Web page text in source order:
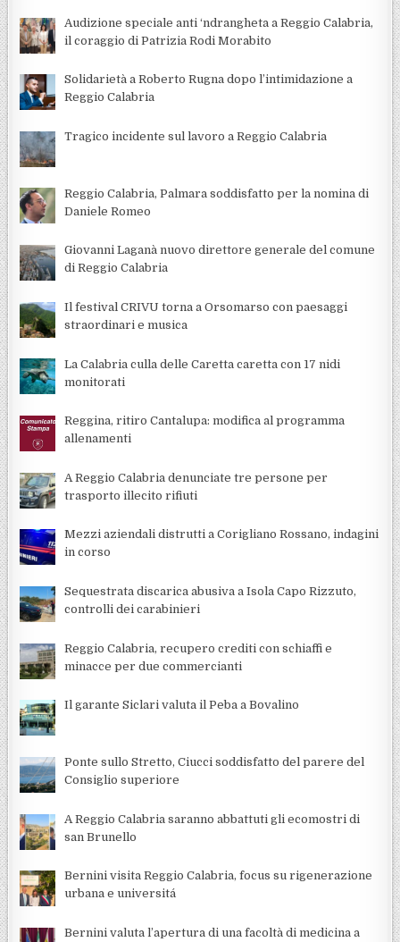
Audizione speciale anti ‘ndrangheta a Reggio Calabria,
il coraggio di Patrizia Rodi Morabito
Solidarietà a Roberto Rugna dopo l’intimidazione a
Reggio Calabria
Tragico incidente sul lavoro a Reggio Calabria
Reggio Calabria, Palmara soddisfatto per la nomina di
Daniele Romeo
Giovanni Laganà nuovo direttore generale del comune
di Reggio Calabria
Il festival CRIVU torna a Orsomarso con paesaggi
straordinari e musica
La Calabria culla delle Caretta caretta con 17 nidi
monitorati
Reggina, ritiro Cantalupa: modifica al programma
allenamenti
A Reggio Calabria denunciate tre persone per
trasporto illecito rifiuti
Mezzi aziendali distrutti a Corigliano Rossano, indagini
in corso
Sequestrata discarica abusiva a Isola Capo Rizzuto,
controlli dei carabinieri
Reggio Calabria, recupero crediti con schiaffi e
minacce per due commercianti
Il garante Siclari valuta il Peba a Bovalino
Ponte sullo Stretto, Ciucci soddisfatto del parere del
Consiglio superiore
A Reggio Calabria saranno abbattuti gli ecomostri di
san Brunello
Bernini visita Reggio Calabria, focus su rigenerazione
urbana e universitá
Bernini valuta l’apertura di una facoltà di medicina a